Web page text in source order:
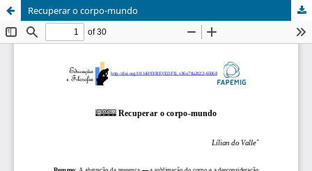
Recuperar o corpo-mundo